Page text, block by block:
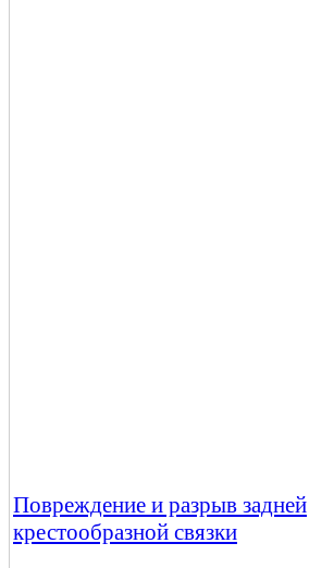
Повреждение и разрыв задней
крестообразной связки